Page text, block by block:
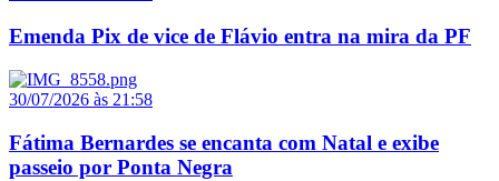
Emenda Pix de vice de Flávio entra na mira da PF
30/07/2026 às 21:58
Fátima Bernardes se encanta com Natal e exibe
passeio por Ponta Negra